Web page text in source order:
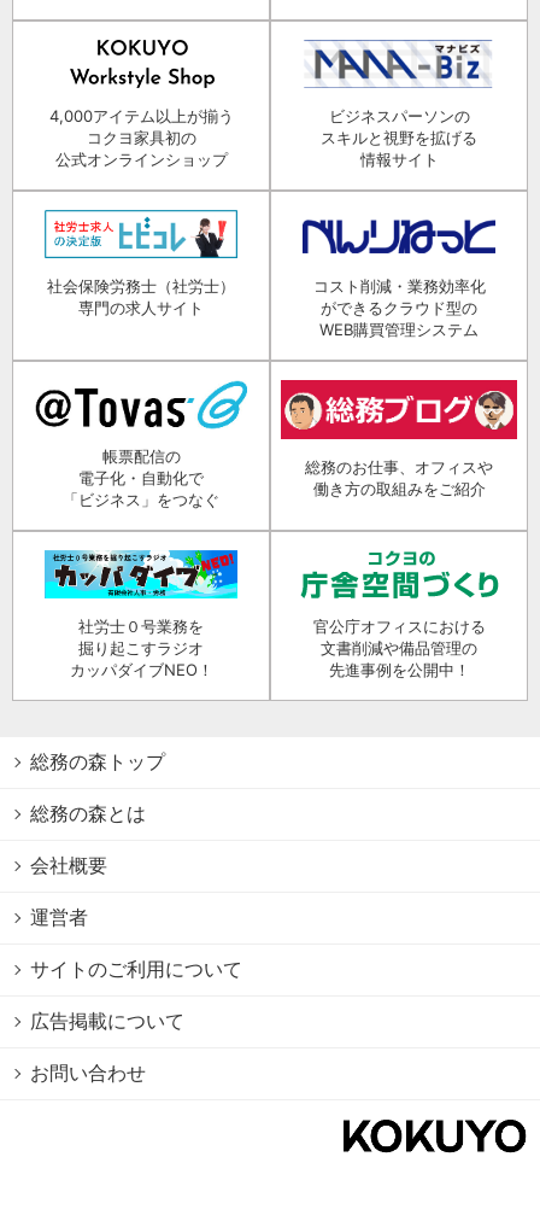
4,000アイテム以上が揃う
コクヨ家具初の
公式オンラインショップ
ビジネスパーソンの
スキルと視野を拡げる
情報サイト
社会保険労務士（社労士）
専門の求人サイト
コスト削減・業務効率化
ができるクラウド型の
WEB購買管理システム
帳票配信の
電子化・自動化で
「ビジネス」をつなぐ
総務のお仕事、オフィスや
働き方の取組みをご紹介
社労士０号業務を
掘り起こすラジオ
カッパダイブNEO！
官公庁オフィスにおける
文書削減や備品管理の
先進事例を公開中！
総務の森トップ
総務の森とは
会社概要
運営者
サイトのご利用について
広告掲載について
お問い合わせ